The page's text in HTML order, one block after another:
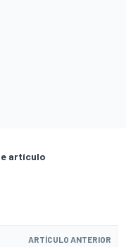
artículo
ARTÍCULO ANTERIOR